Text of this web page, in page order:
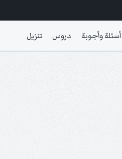
أسئلة وأجوبة دروس تنزيل